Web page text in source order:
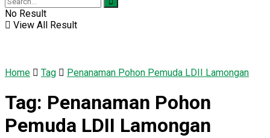
No Result
View All Result
Home Tag Penanaman Pohon Pemuda LDII Lamongan
Tag: Penanaman Pohon
Pemuda LDII Lamongan